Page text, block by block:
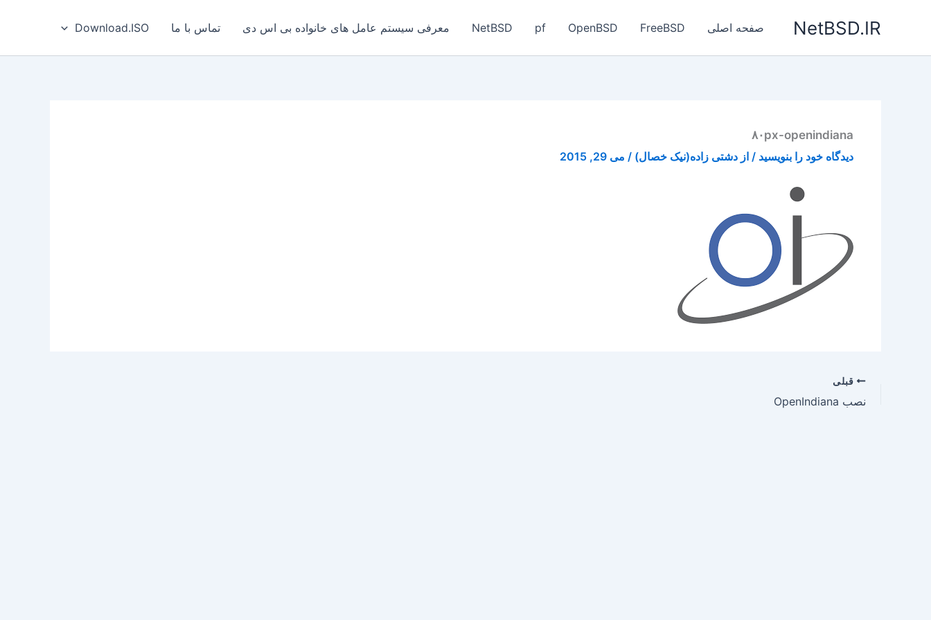
NetBSD.IR صفحه اصلی FreeBSD
OpenBSD
pf
NetBSD معرفی سیستم عامل های خانواده بی‌ اس‌ دی تماس با ما Download.ISO
۸۰px-openindiana
دیدگاه‌ خود را بنویسید / از دشتی زاده(نیک خصال) / می 29, 2015
قبلی
نصب OpenIndiana